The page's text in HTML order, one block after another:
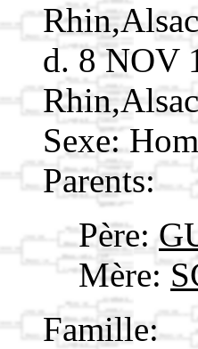
d. 8 NOV
Sexe:
Parents:
Père:
Mère:
Famille: